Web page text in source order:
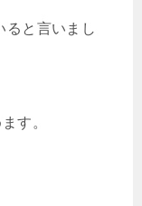
ると言いまし
す。